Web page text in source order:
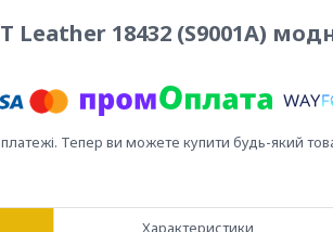
Leather 18432 (S9001A)
платежі. Тепер ви можете купити будь-який
Характеристики